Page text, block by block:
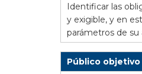
Identificar las
y exigible, y en
parámetros de su
Público objetivo